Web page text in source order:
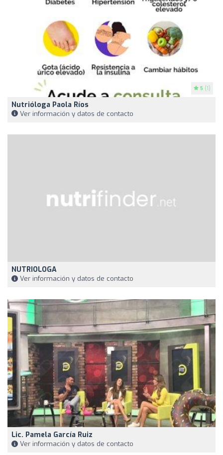
5 (1)
Nutrióloga Paola Ríos
Ver información y datos de contacto
NUTRIOLOGA
Ver información y datos de contacto
Lic. Pamela García Ruiz
Ver información y datos de contacto